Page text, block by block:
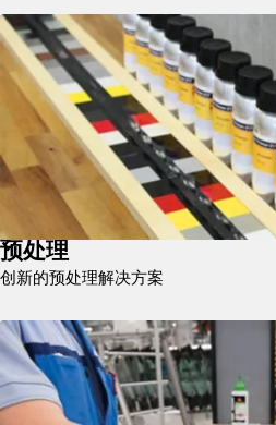
预处理
创新的预处理解决方案